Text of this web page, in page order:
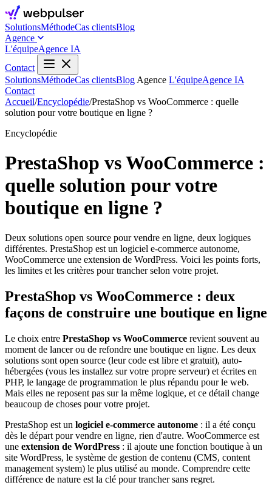
SolutionsMéthodeCas clientsBlog
Agence
L'équipeAgence IA
Contact
SolutionsMéthodeCas clientsBlog Agence L'équipeAgence IA
Contact
Accueil/Encyclopédie/PrestaShop vs WooCommerce : quelle
solution pour votre boutique en ligne ?
Encyclopédie
PrestaShop vs WooCommerce :
quelle solution pour votre
boutique en ligne ?
Deux solutions open source pour vendre en ligne, deux logiques
différentes. PrestaShop est un logiciel e-commerce autonome,
WooCommerce une extension de WordPress. Voici les points forts,
les limites et les critères pour trancher selon votre projet.
PrestaShop vs WooCommerce : deux
façons de construire une boutique en ligne
Le choix entre PrestaShop vs WooCommerce revient souvent au
moment de lancer ou de refondre une boutique en ligne. Les deux
solutions sont open source (leur code est libre et gratuit), auto-
hébergées (vous les installez sur votre propre serveur) et écrites en
PHP, le langage de programmation le plus répandu pour le web.
Mais elles ne reposent pas sur la même logique, et ce détail change
beaucoup de choses pour votre projet.
PrestaShop est un logiciel e-commerce autonome : il a été conçu
dès le départ pour vendre en ligne, rien d'autre. WooCommerce est
une extension de WordPress : il ajoute une fonction boutique à un
site WordPress, le système de gestion de contenu (CMS, content
management system) le plus utilisé au monde. Comprendre cette
différence de nature est la clé pour trancher sans regret.